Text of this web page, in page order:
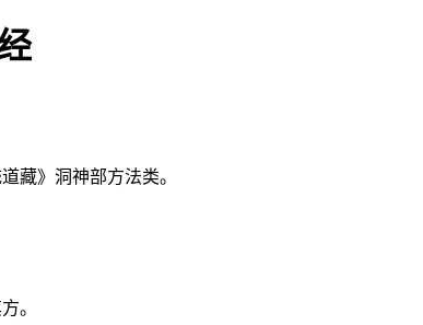
藏》洞神部方法类。
。